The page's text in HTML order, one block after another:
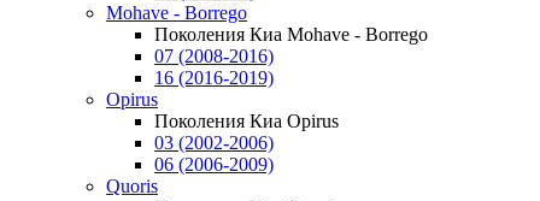
Mohave - Borrego
Поколения Киа Mohave - Borrego
07 (2008-2016)
16 (2016-2019)
Opirus
Поколения Киа Opirus
03 (2002-2006)
06 (2006-2009)
Quoris